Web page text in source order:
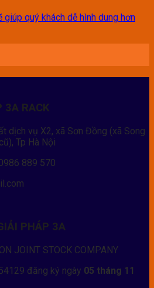
giúp quý khách dễ hình dung hơn
3A RACK
dịch vụ X2, xã Sơn Đồng (xã Song
Tp Hà Nội
889 570
PHÁP 3A
JOINT STOCK COMPANY
đăng ký ngày 05 tháng 11